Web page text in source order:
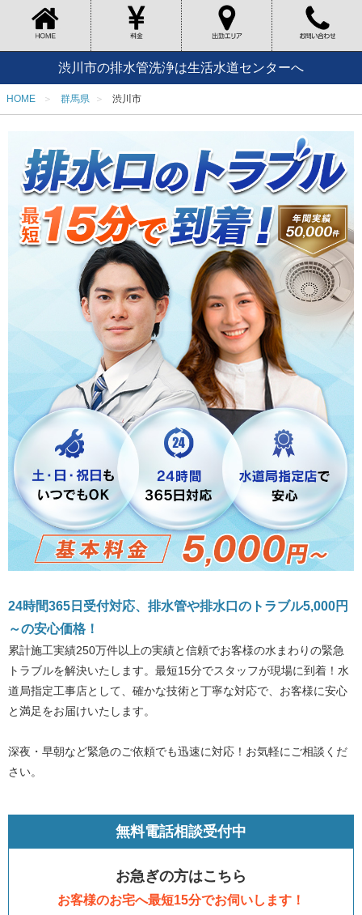
渋川市の排水管洗浄は生活水道センターへ
HOME 群馬県 渋川市
24時間365日受付対応、排水管や排水口のトラブル5,000円
～の安心価格！
累計施工実績250万件以上の実績と信頼でお客様の水まわりの緊急
トラブルを解決いたします。最短15分でスタッフが現場に到着！水
道局指定工事店として、確かな技術と丁寧な対応で、お客様に安心
と満足をお届けいたします。
深夜・早朝など緊急のご依頼でも迅速に対応！お気軽にご相談くだ
さい。
無料電話相談受付中
お急ぎの方はこちら
お客様のお宅へ最短15分でお伺いします！